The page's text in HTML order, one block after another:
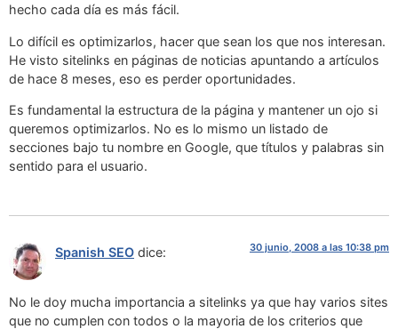
hecho cada día es más fácil.
Lo difícil es optimizarlos, hacer que sean los que nos interesan.
He visto sitelinks en páginas de noticias apuntando a artículos
de hace 8 meses, eso es perder oportunidades.
Es fundamental la estructura de la página y mantener un ojo si
queremos optimizarlos. No es lo mismo un listado de
secciones bajo tu nombre en Google, que títulos y palabras sin
sentido para el usuario.
Spanish SEO dice: 30 junio, 2008 a las 10:38 pm
No le doy mucha importancia a sitelinks ya que hay varios sites
que no cumplen con todos o la mayoria de los criterios que